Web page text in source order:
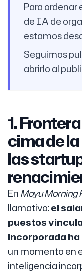
Para
de IA de
estamos
Seguimos
abrirlo al
1.
cima de
las
EnMoyu Morning
llamativo:el
puestos
incorporada
un momento en
inteligencia